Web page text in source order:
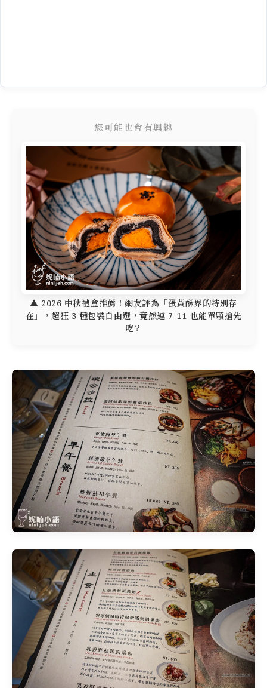
您可能也會有興趣
▲ 2026 中秋禮盒推薦！網友評為「蛋黃酥界的特別存
在」，超狂 3 種包裝自由選，竟然連 7-11 也能單顆搶先
吃？